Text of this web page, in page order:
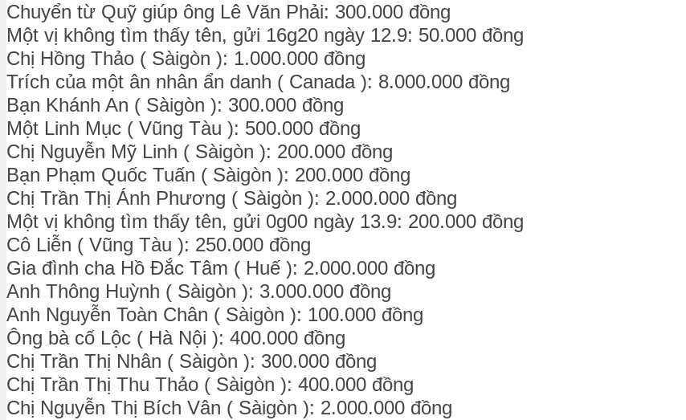
Chuyển từ Quỹ giúp ông Lê Văn Phải: 300.000 đồng
Một vị không tìm thấy tên, gửi 16g20 ngày 12.9: 50.000 đồng
Chị Hồng Thảo ( Sàigòn ): 1.000.000 đồng
Trích của một ân nhân ẩn danh ( Canada ): 8.000.000 đồng
Bạn Khánh An ( Sàigòn ): 300.000 đồng
Một Linh Mục ( Vũng Tàu ): 500.000 đồng
Chị Nguyễn Mỹ Linh ( Sàigòn ): 200.000 đồng
Bạn Phạm Quốc Tuấn ( Sàigòn ): 200.000 đồng
Chị Trần Thị Ánh Phương ( Sàigòn ): 2.000.000 đồng
Một vị không tìm thấy tên, gửi 0g00 ngày 13.9: 200.000 đồng
Cô Liễn ( Vũng Tàu ): 250.000 đồng
Gia đình cha Hồ Đắc Tâm ( Huế ): 2.000.000 đồng
Anh Thông Huỳnh ( Sàigòn ): 3.000.000 đồng
Anh Nguyễn Toàn Chân ( Sàigòn ): 100.000 đồng
Ông bà cố Lộc ( Hà Nội ): 400.000 đồng
Chị Trần Thị Nhân ( Sàigòn ): 300.000 đồng
Chị Trần Thị Thu Thảo ( Sàigòn ): 400.000 đồng
Chị Nguyễn Thị Bích Vân ( Sàigòn ): 2.000.000 đồng